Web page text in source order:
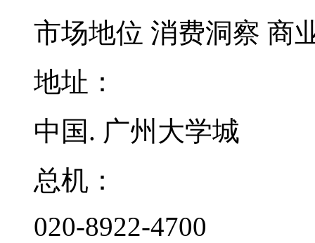
市场地位 消费洞察 商
地址：
中国. 广州大学城
总机：
020-8922-4700